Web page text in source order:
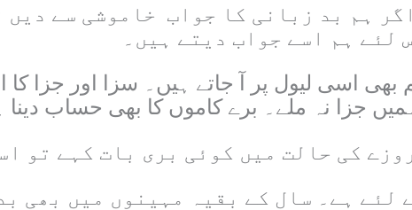
ہم بد زبانی کا جواب خاموشی سے دیں
لئے ہم اسے جواب دیتے ہیں۔
اسی لیول پر آ جاتے ہیں۔ سزا اور جزا کا
جزا نہ ملے۔ برے کاموں کا بھی حساب دینا
کی حالت میں کوئی بری بات کہے تو
لئے ہے۔ سال کے بقیہ مہینوں میں بھی